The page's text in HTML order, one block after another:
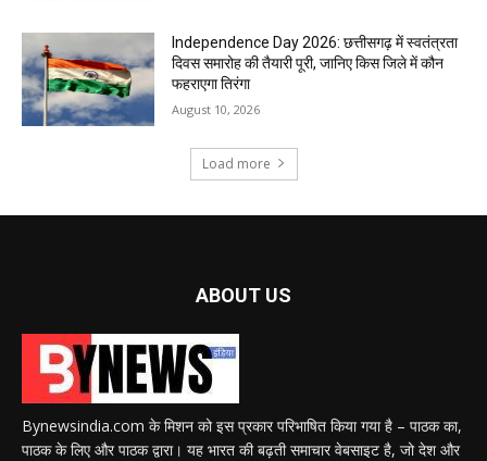
Independence Day 2026: छत्तीसगढ़ में स्वतंत्रता
दिवस समारोह की तैयारी पूरी, जानिए किस जिले में कौन
फहराएगा तिरंगा
August 10, 2026
Load more
ABOUT US
Bynewsindia.com के मिशन को इस प्रकार परिभाषित किया गया है – पाठक का,
पाठक के लिए और पाठक द्वारा। यह भारत की बढ़ती समाचार वेबसाइट है, जो देश और